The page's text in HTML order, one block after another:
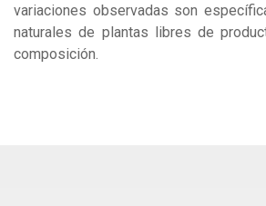
variaciones observadas son
naturales de plantas libres de
composición.